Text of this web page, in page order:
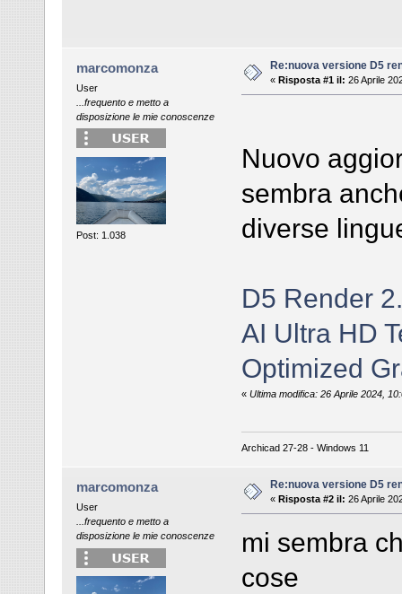
marcomonza
User
...frequento e metto a
disposizione le mie conoscenze
Post: 1.038
Re:nuova versione D5
« Risposta #1 il: 26 Aprile
Nuovo
sembra
diverse
D5 Render
AI Ultra HD
Optimized
« Ultima modifica: 26 Aprile 2024,
Archicad 27-28 - Windows 11
marcomonza
User
...frequento e metto a
disposizione le mie conoscenze
Re:nuova versione D5
« Risposta #2 il: 26 Aprile
mi sembra
cose